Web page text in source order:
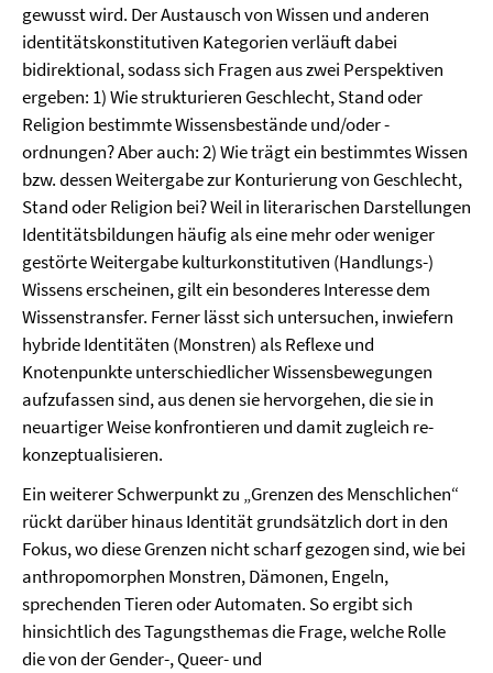
gewusst wird. Der Austausch von Wissen und anderen
identitätskonstitutiven Kategorien verläuft dabei
bidirektional, sodass sich Fragen aus zwei Perspektiven
ergeben: 1) Wie strukturieren Geschlecht, Stand oder
Religion bestimmte Wissensbestände und/oder -
ordnungen? Aber auch: 2) Wie trägt ein bestimmtes Wissen
bzw. dessen Weitergabe zur Konturierung von Geschlecht,
Stand oder Religion bei? Weil in literarischen Darstellungen
Identitätsbildungen häufig als eine mehr oder weniger
gestörte Weitergabe kulturkonstitutiven (Handlungs-)
Wissens erscheinen, gilt ein besonderes Interesse dem
Wissenstransfer. Ferner lässt sich untersuchen, inwiefern
hybride Identitäten (Monstren) als Reflexe und
Knotenpunkte unterschiedlicher Wissensbewegungen
aufzufassen sind, aus denen sie hervorgehen, die sie in
neuartiger Weise konfrontieren und damit zugleich re-
konzeptualisieren.
Ein weiterer Schwerpunkt zu „Grenzen des Menschlichen“
rückt darüber hinaus Identität grundsätzlich dort in den
Fokus, wo diese Grenzen nicht scharf gezogen sind, wie bei
anthropomorphen Monstren, Dämonen, Engeln,
sprechenden Tieren oder Automaten. So ergibt sich
hinsichtlich des Tagungsthemas die Frage, welche Rolle
die von der Gender-, Queer- und